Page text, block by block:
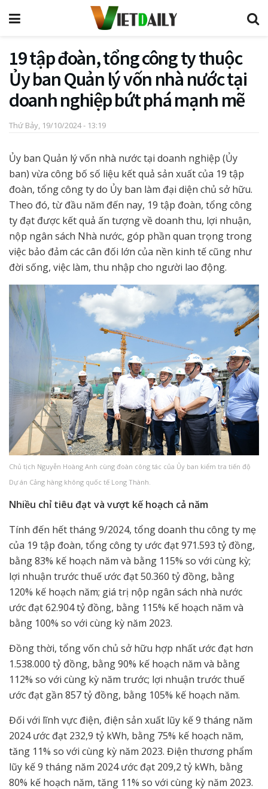
19 tập đoàn, tổng công ty thuộc
Ủy ban Quản lý vốn nhà nước tại
doanh nghiệp bứt phá mạnh mẽ
Thứ Bảy, 19/10/2024 - 13:19
Ủy ban Quản lý vốn nhà nước tại doanh nghiệp (Ủy
ban) vừa công bố số liệu kết quả sản xuất của 19 tập
đoàn, tổng công ty do Ủy ban làm đại diện chủ sở hữu.
Theo đó, từ đầu năm đến nay, 19 tập đoàn, tổng công
ty đạt được kết quả ấn tượng về doanh thu, lợi nhuận,
nộp ngân sách Nhà nước, góp phần quan trọng trong
việc bảo đảm các cân đối lớn của nền kinh tế cũng như
đời sống, việc làm, thu nhập cho người lao động.
Chủ tịch Nguyễn Hoàng Anh cùng đoàn công tác của Ủy ban kiểm tra tiến độ
Dự án Cảng hàng không quốc tế Long Thành.
Nhiều chỉ tiêu đạt và vượt kế hoạch cả năm
Tính đến hết tháng 9/2024, tổng doanh thu công ty mẹ
của 19 tập đoàn, tổng công ty ước đạt 971.593 tỷ đồng,
bằng 83% kế hoạch năm và bằng 115% so với cùng kỳ;
lợi nhuận trước thuế ước đạt 50.360 tỷ đồng, bằng
120% kế hoạch năm; giá trị nộp ngân sách nhà nước
ước đạt 62.904 tỷ đồng, bằng 115% kế hoạch năm và
bằng 100% so với cùng kỳ năm 2023.
Đồng thời, tổng vốn chủ sở hữu hợp nhất ước đạt hơn
1.538.000 tỷ đồng, bằng 90% kế hoạch năm và bằng
112% so với cùng kỳ năm trước; lợi nhuận trước thuế
ước đạt gần 857 tỷ đồng, bằng 105% kế hoạch năm.
Đối với lĩnh vực điện, điện sản xuất lũy kế 9 tháng năm
2024 ước đạt 232,9 tỷ kWh, bằng 75% kế hoạch năm,
tăng 11% so với cùng kỳ năm 2023. Điện thương phẩm
lũy kế 9 tháng năm 2024 ước đạt 209,2 tỷ kWh, bằng
80% kế hoạch năm, tăng 11% so với cùng kỳ năm 2023.